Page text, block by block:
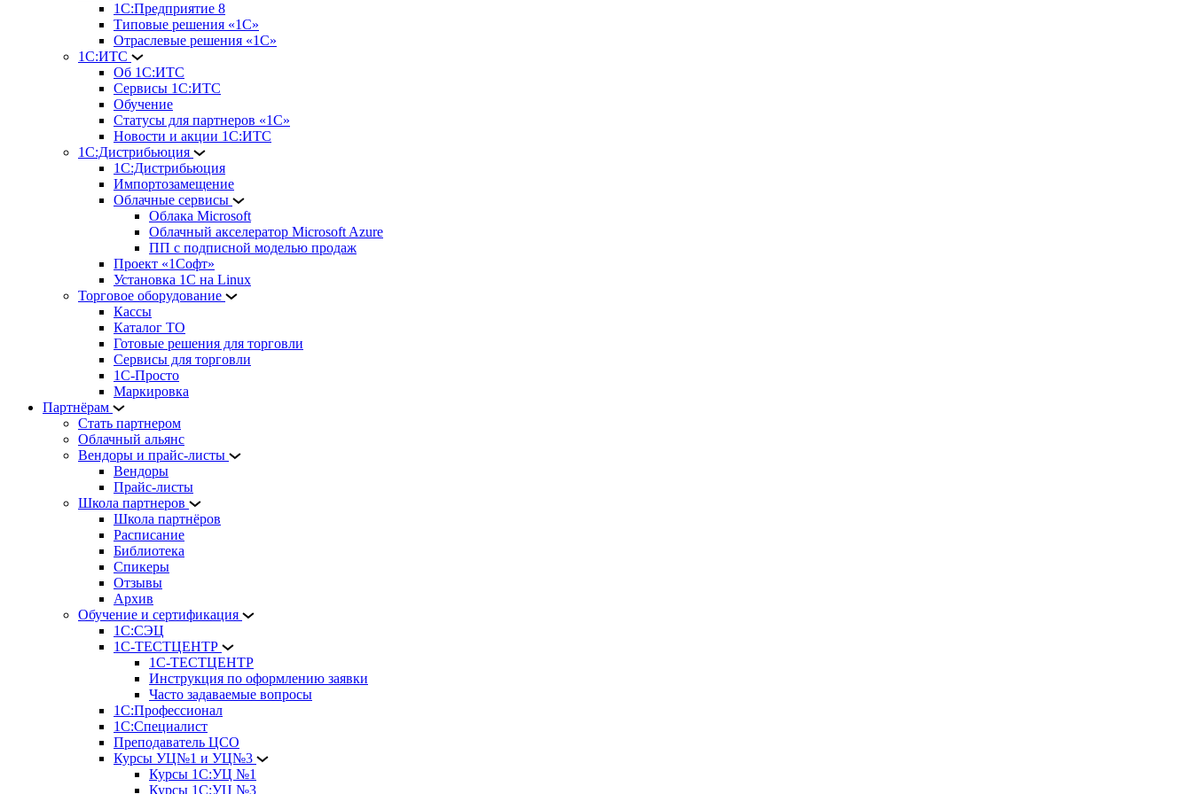
1С:Предприятие 8
Типовые решения «1С»
Отраслевые решения «1С»
1С:ИТС
Об 1С:ИТС
Сервисы 1С:ИТС
Обучение
Статусы для партнеров «1С»
Новости и акции 1С:ИТС
1С:Дистрибьюция
1С:Дистрибьюция
Импортозамещение
Облачные сервисы
Облака Microsoft
Облачный акселератор Microsoft Azure
ПП с подписной моделью продаж
Проект «1Софт»
Установка 1С на Linux
Торговое оборудование
Кассы
Каталог ТО
Готовые решения для торговли
Сервисы для торговли
1С-Просто
Маркировка
Партнёрам
Стать партнером
Облачный альянс
Вендоры и прайс-листы
Вендоры
Прайс-листы
Школа партнеров
Школа партнёров
Расписание
Библиотека
Спикеры
Отзывы
Архив
Обучение и сертификация
1С:СЭЦ
1С-ТЕСТЦЕНТР
1С-ТЕСТЦЕНТР
Инструкция по оформлению заявки
Часто задаваемые вопросы
1С:Профессионал
1С:Специалист
Преподаватель ЦСО
Курсы УЦ№1 и УЦ№3
Курсы 1С:УЦ №1
Курсы 1С:УЦ №3